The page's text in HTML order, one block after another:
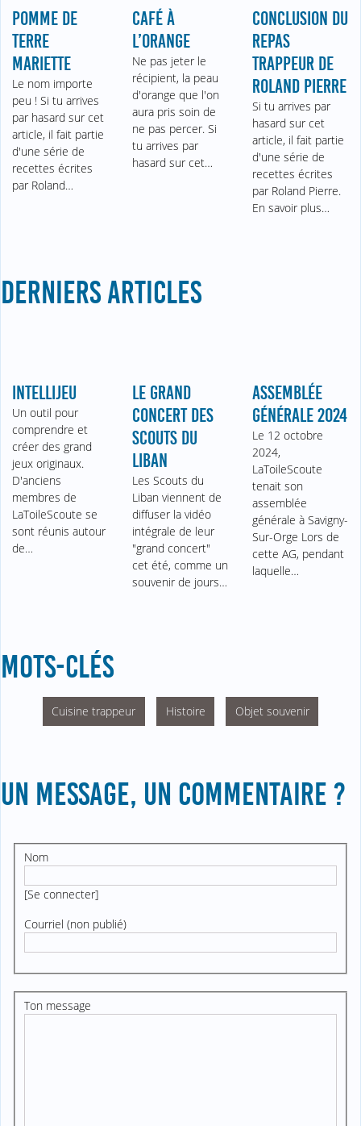
POMME DE
TERRE
MARIETTE
Le nom importe
peu ! Si tu arrives
par hasard sur cet
article, il fait partie
d'une série de
recettes écrites
par Roland…
CAFÉ À
L’ORANGE
Ne pas jeter le
récipient, la peau
d'orange que l'on
aura pris soin de
ne pas percer. Si
tu arrives par
hasard sur cet…
CONCLUSION DU
REPAS
TRAPPEUR DE
ROLAND PIERRE
Si tu arrives par
hasard sur cet
article, il fait partie
d'une série de
recettes écrites
par Roland Pierre.
En savoir plus…
DERNIERS ARTICLES
INTELLIJEU
Un outil pour
comprendre et
créer des grand
jeux originaux.
D'anciens
membres de
LaToileScoute se
sont réunis autour
de…
LE GRAND
CONCERT DES
SCOUTS DU
LIBAN
Les Scouts du
Liban viennent de
diffuser la vidéo
intégrale de leur
"grand concert"
cet été, comme un
souvenir de jours…
ASSEMBLÉE
GÉNÉRALE 2024
Le 12 octobre
2024,
LaToileScoute
tenait son
assemblée
générale à Savigny-
Sur-Orge Lors de
cette AG, pendant
laquelle…
MOTS-CLÉS
Cuisine trappeur Histoire Objet souvenir
UN MESSAGE, UN COMMENTAIRE ?
Nom
[Se connecter]
Courriel (non publié)
Ton message